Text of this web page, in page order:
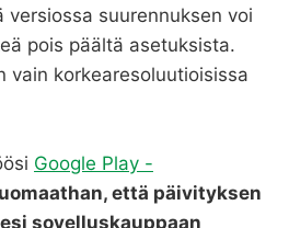
versiossa suurennuksen voi
pois päältä asetuksista.
vain korkearesoluutioisissa
Google Play -
että päivityksen
sovelluskauppaan